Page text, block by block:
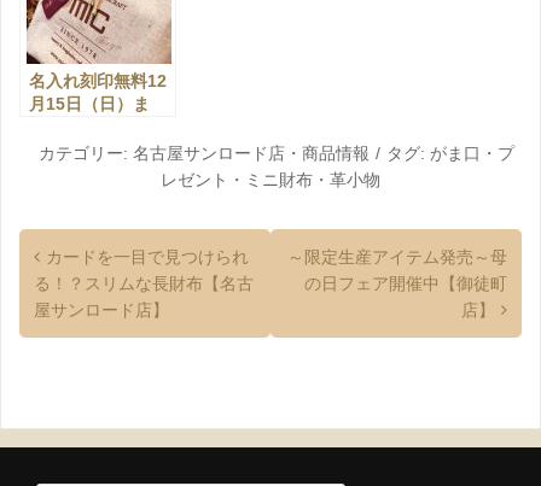
名入れ刻印無料12
月15日（日）ま
店】
カテゴリー: 名古屋サンロード店 ・ 商品情報 タグ: がま口 ・ プ
レゼント ・ ミニ財布 ・ 革小物
カードを一目で見つけられ
る！？スリムな長財布【名古
屋サンロード店】
～限定生産アイテム発売～母
の日フェア開催中【御徒町
店】